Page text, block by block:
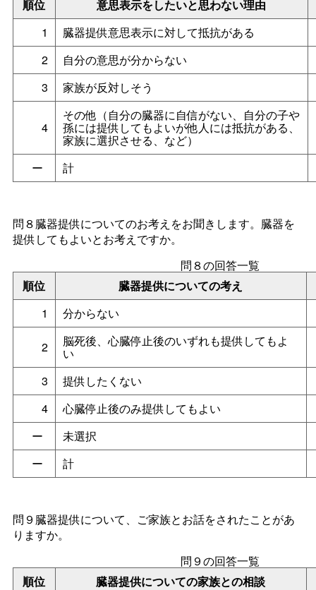
順位
意思表示をしたいと思わない理由
1
臓器提供意思表示に対して抵抗がある
2
自分の意思が分からない
3
家族が反対しそう
4
その他（自分の臓器に自信がない、自分の子や
孫には提供してもよいが他人には抵抗がある、
家族に選択させる、など）
ー
計
問８臓器提供についてのお考えをお聞きします。臓器を
提供してもよいとお考えですか。
順位 臓器提供についての考え
問８の回答一覧
1 分からない
2 脳死後、心臓停止後のいずれも提供してもよ
い
3
提供したくない
4
心臓停止後のみ提供してもよい
ー
未選択
ー
計
問９臓器提供について、ご家族とお話をされたことがあ
りますか。
順位 臓器提供についての家族との相談
問９の回答一覧